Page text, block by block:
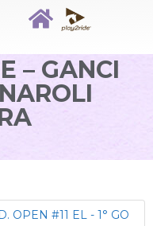
– GANCI
OPEN #11 EL - 1° GO